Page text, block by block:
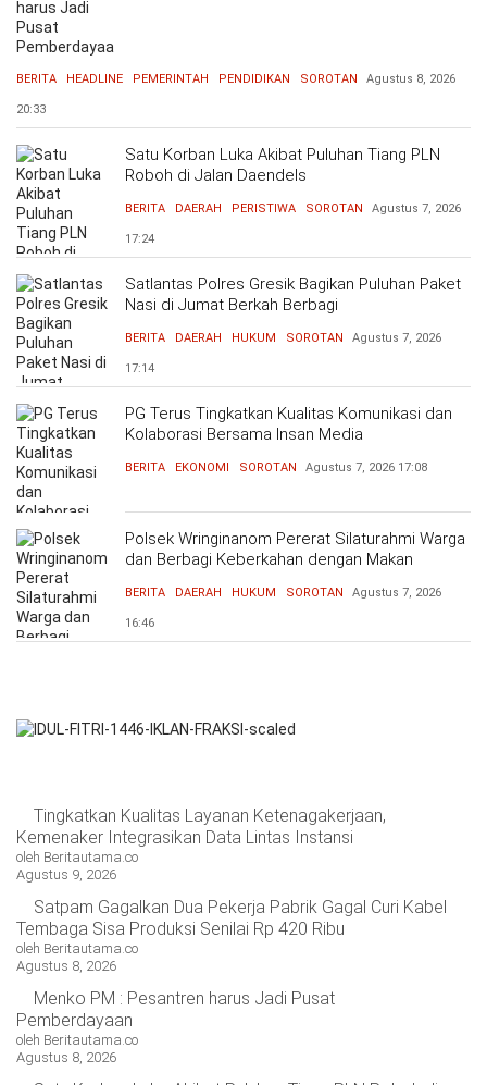
BERITA HEADLINE PEMERINTAH PENDIDIKAN SOROTAN Agustus 8, 2026
20:33
Satu Korban Luka Akibat Puluhan Tiang PLN
Roboh di Jalan Daendels
BERITA DAERAH PERISTIWA SOROTAN Agustus 7, 2026
17:24
Satlantas Polres Gresik Bagikan Puluhan Paket
Nasi di Jumat Berkah Berbagi
BERITA DAERAH HUKUM SOROTAN Agustus 7, 2026
17:14
PG Terus Tingkatkan Kualitas Komunikasi dan
Kolaborasi Bersama Insan Media
BERITA EKONOMI SOROTAN Agustus 7, 2026 17:08
Polsek Wringinanom Pererat Silaturahmi Warga
dan Berbagi Keberkahan dengan Makan
BERITA DAERAH HUKUM SOROTAN Agustus 7, 2026
16:46
Tingkatkan Kualitas Layanan Ketenagakerjaan,
Kemenaker Integrasikan Data Lintas Instansi
oleh Beritautama.co
Agustus 9, 2026
Satpam Gagalkan Dua Pekerja Pabrik Gagal Curi Kabel
Tembaga Sisa Produksi Senilai Rp 420 Ribu
oleh Beritautama.co
Agustus 8, 2026
Menko PM : Pesantren harus Jadi Pusat
Pemberdayaan
oleh Beritautama.co
Agustus 8, 2026